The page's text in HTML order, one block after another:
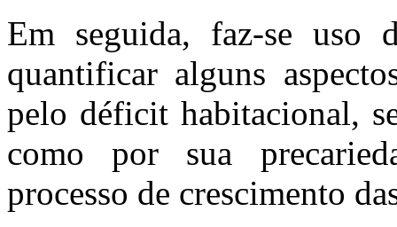
Em seguida, faz-se uso
quantificar alguns
pelo déficit habitacional,
como por sua
processo de crescimento